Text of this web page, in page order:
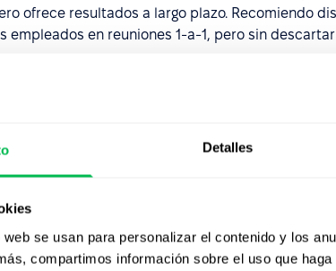
Detalles
se usan para personalizar el contenido y los
compartimos información sobre el uso que
ofrece resultados a largo plazo. Recomiendo
en reuniones 1-a-1, pero sin
equipo es
un bajo nivel
debemos